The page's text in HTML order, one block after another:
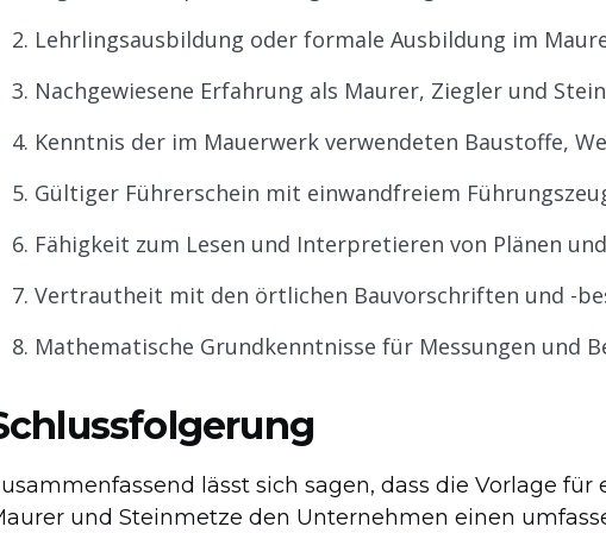
Lehrlingsausbildung oder formale Ausbildung im
Nachgewiesene Erfahrung als Maurer, Ziegler und
Kenntnis der im Mauerwerk verwendeten Baustoffe,
Gültiger Führerschein mit einwandfreiem
Fähigkeit zum Lesen und Interpretieren von Plänen
Vertrautheit mit den örtlichen Bauvorschriften und -
Mathematische Grundkenntnisse für Messungen und
lässt sich sagen, dass die Vorlage
und Steinmetze den Unternehmen einen